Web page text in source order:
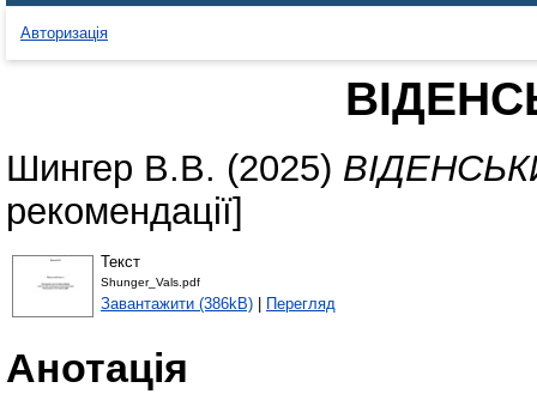
Авторизація
Шингер В.В. (2025)
рекомендації]
Текст
Shunger_Vals.pdf
Завантажити (386kB) | Перегляд
Анотація